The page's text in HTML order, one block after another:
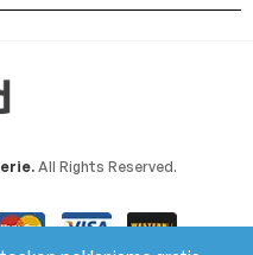
All Rights Reserved.